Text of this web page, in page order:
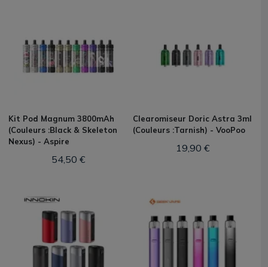
Kit Pod Magnum 3800mAh
(Couleurs :Black & Skeleton
Nexus) - Aspire
54,50 €
Clearomiseur Doric Astra 3ml
(Couleurs :Tarnish) - VooPoo
19,90 €